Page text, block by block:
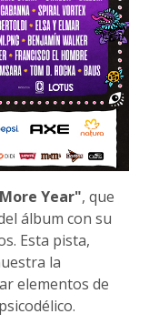
Year", que
álbum con su
Esta pista,
la
elementos de